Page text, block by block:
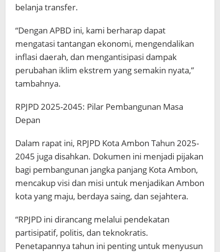
belanja transfer.
“Dengan APBD ini, kami berharap dapat
mengatasi tantangan ekonomi, mengendalikan
inflasi daerah, dan mengantisipasi dampak
perubahan iklim ekstrem yang semakin nyata,”
tambahnya.
RPJPD 2025-2045: Pilar Pembangunan Masa
Depan
Dalam rapat ini, RPJPD Kota Ambon Tahun 2025-
2045 juga disahkan. Dokumen ini menjadi pijakan
bagi pembangunan jangka panjang Kota Ambon,
mencakup visi dan misi untuk menjadikan Ambon
kota yang maju, berdaya saing, dan sejahtera.
“RPJPD ini dirancang melalui pendekatan
partisipatif, politis, dan teknokratis.
Penetapannya tahun ini penting untuk menyusun